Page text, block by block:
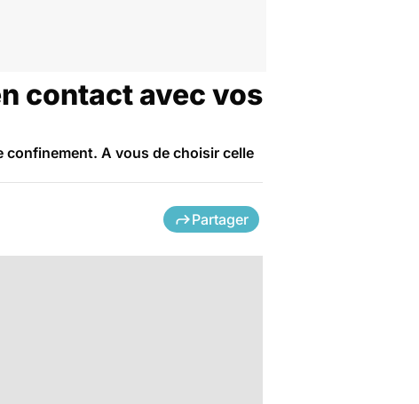
contact avec vos
confinement. A vous de choisir celle
Partager